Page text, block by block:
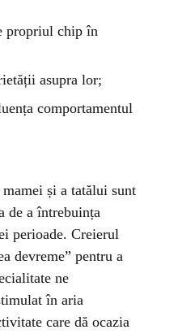
propriul chip în
asupra lor;
comportamentul
și a tatălui sunt
de a întrebuința
perioade. Creierul
devreme” pentru a
ne
în aria
care dă ocazia